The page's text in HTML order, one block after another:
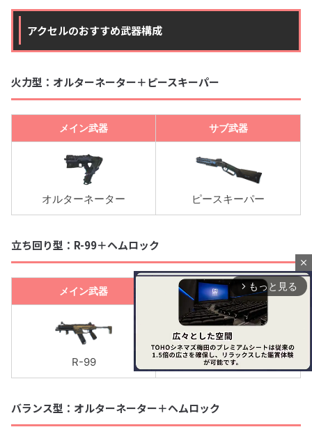
アクセルのおすすめ武器構成
火力型：オルターネーター＋ピースキーパー
メイン武器 サブ武器
オルターネーター ピースキーパー
立ち回り型：R-99＋ヘムロック
メイン武器 サブ武器
R-99 ヘムロック
バランス型：オルターネーター＋ヘムロック
close
arrow_forward_ios もっと見る
u